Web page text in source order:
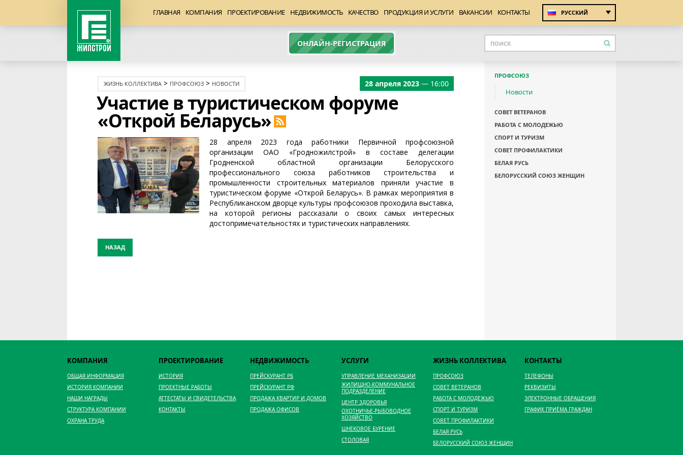
ГЛАВНАЯ КОМПАНИЯ ПРОЕКТИРОВАНИЕ НЕДВИЖИМОСТЬ КАЧЕСТВО ПРОДУКЦИЯ И УСЛУГИ ВАКАНСИИ КОНТАКТЫ РУССКИЙ
ОНЛАЙН-РЕГИСТРАЦИЯ
ЖИЗНЬ КОЛЛЕКТИВА > ПРОФСОЮЗ > НОВОСТИ
Участие в туристическом форуме
«Открой Беларусь»
28 апреля 2023 — 16:00
28 апреля 2023 года работники Первичной профсоюзной
организации ОАО «Гродножилстрой» в составе делегации
Гродненской областной организации Белорусского
профессионального союза работников строительства и
промышленности строительных материалов приняли участие в
туристическом форуме «Открой Беларусь». В рамках мероприятия в
Республиканском дворце культуры профсоюзов проходила выставка,
на которой регионы рассказали о своих самых интересных
достопримечательностях и туристических направлениях.
НАЗАД
ПРОФСОЮЗ
Новости
СОВЕТ ВЕТЕРАНОВ
РАБОТА С МОЛОДЕЖЬЮ
СПОРТ И ТУРИЗМ
СОВЕТ ПРОФИЛАКТИКИ
БЕЛАЯ РУСЬ
БЕЛОРУССКИЙ СОЮЗ ЖЕНЩИН
КОМПАНИЯ
ОБЩАЯ ИНФОРМАЦИЯ
ИСТОРИЯ КОМПАНИИ
НАШИ НАГРАДЫ
СТРУКТУРА КОМПАНИИ
ОХРАНА ТРУДА
ПРОЕКТИРОВАНИЕ
ИСТОРИЯ
ПРОЕКТНЫЕ РАБОТЫ
АТТЕСТАТЫ И СВИДЕТЕЛЬСТВА
КОНТАКТЫ
НЕДВИЖИМОСТЬ
ПРЕЙСКУРАНТ РБ
ПРЕЙСКУРАНТ РФ
ПРОДАЖА КВАРТИР И ДОМОВ
ПРОДАЖА ОФИСОВ
УСЛУГИ
УПРАВЛЕНИЕ МЕХАНИЗАЦИИ
ЖИЛИЩНО-КОММУНАЛЬНОЕ
ПОДРАЗДЕЛЕНИЕ
ЦЕНТР ЗДОРОВЬЯ
ОХОТНИЧЬЕ-РЫБОВОДНОЕ
ХОЗЯЙСТВО
ШНЕКОВОЕ БУРЕНИЕ
СТОЛОВАЯ
ЖИЗНЬ КОЛЛЕКТИВА
ПРОФСОЮЗ
СОВЕТ ВЕТЕРАНОВ
РАБОТА С МОЛОДЕЖЬЮ
СПОРТ И ТУРИЗМ
СОВЕТ ПРОФИЛАКТИКИ
БЕЛАЯ РУСЬ
БЕЛОРУССКИЙ СОЮЗ ЖЕНЩИН
КОНТАКТЫ
ТЕЛЕФОНЫ
РЕКВИЗИТЫ
ЭЛЕКТРОННЫЕ ОБРАЩЕНИЯ
ГРАФИК ПРИЁМА ГРАЖДАН